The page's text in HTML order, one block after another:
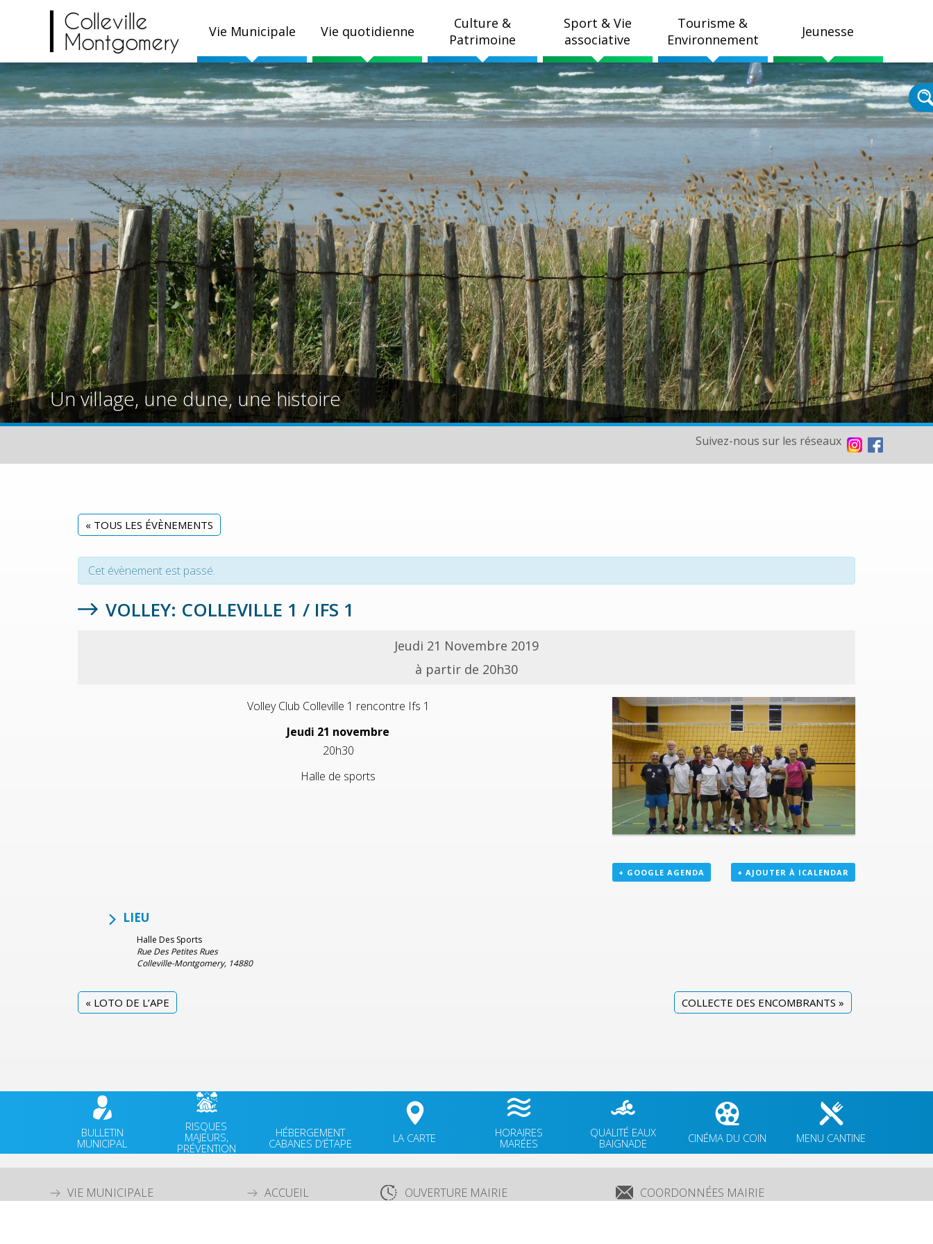
Colleville
Montgomery
Vie Municipale Vie quotidienne
Culture &
Patrimoine
Sport & Vie
associative
Tourisme &
Environnement
Jeunesse
Un village, une dune, une histoire
Suivez-nous sur les réseaux
« TOUS LES ÉVÈNEMENTS
Cet évènement est passé.
VOLLEY: COLLEVILLE 1 / IFS 1
Jeudi 21 Novembre 2019
à partir de 20h30
Volley Club Colleville 1 rencontre Ifs 1
Jeudi 21 novembre
20h30
Halle de sports
+ GOOGLE AGENDA + AJOUTER À ICALENDAR
LIEU
Halle Des Sports
Rue Des Petites Rues
Colleville-Montgomery, 14880
« LOTO DE L’APE COLLECTE DES ENCOMBRANTS »
BULLETIN
MUNICIPAL
RISQUES
MAJEURS,
PRÉVENTION
HÉBERGEMENT
CABANES D’ÉTAPE
LA CARTE
HORAIRES
MARÉES
QUALITÉ EAUX
BAIGNADE
CINÉMA DU COIN MENU CANTINE
VIE MUNICIPALE
ACCUEIL
OUVERTURE MAIRIE
COORDONNÉES MAIRIE